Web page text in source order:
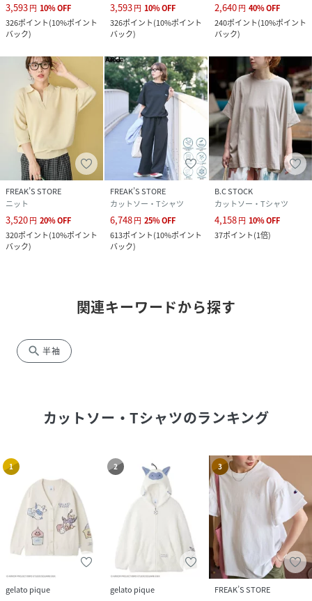
3,593円 10%OFF
326ポイント(10%ポイント
バック)
3,593円 10%OFF
326ポイント(10%ポイント
バック)
2,640円 40%OFF
240ポイント(10%ポイント
バック)
FREAK’S STORE
ニット
3,520円 20%OFF
320ポイント(10%ポイント
バック)
FREAK’S STORE
カットソー・Tシャツ
6,748円 25%OFF
613ポイント(10%ポイント
バック)
B.C STOCK
カットソー・Tシャツ
4,158円 10%OFF
37ポイント(1倍)
関連キーワードから探す
search 半袖
カットソー・Tシャツのランキング
1
gelato pique
2
gelato pique
3
FREAK’S STORE